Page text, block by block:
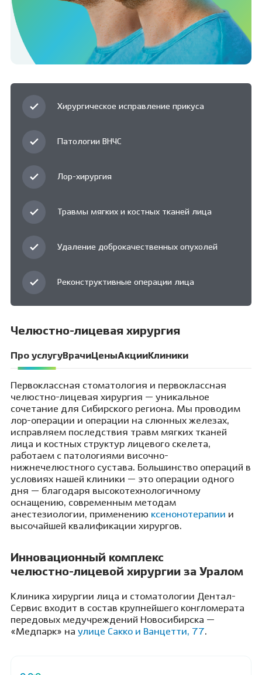
Хирургическое исправление прикуса
Патологии ВНЧС
Лор-хирургия
Травмы мягких и костных тканей лица
Удаление доброкачественных опухолей
Реконструктивные операции лица
Челюстно-лицевая хирургия
Про услугу Врачи ЦеныАкции Клиники
Первоклассная стоматология и первоклассная
челюстно-лицевая хирургия — уникальное
сочетание для Сибирского региона. Мы проводим
лор-операции и операции на слюнных железах,
исправляем последствия травм мягких тканей
лица и костных структур лицевого скелета,
работаем с патологиями височно-
нижнечелюстного сустава. Большинство операций в
условиях нашей клиники — это операции одного
дня — благодаря высокотехнологичному
оснащению, современным методам
анестезиологии, применению ксенонотерапии и
высочайшей квалификации хирургов.
Инновационный комплекс
челюстно-лицевой хирургии за Уралом
Клиника хирургии лица и стоматологии Дентал-
Сервис входит в состав крупнейшего конгломерата
передовых медучреждений Новосибирска —
«Медпарк» на улице Сакко и Ванцетти, 77.